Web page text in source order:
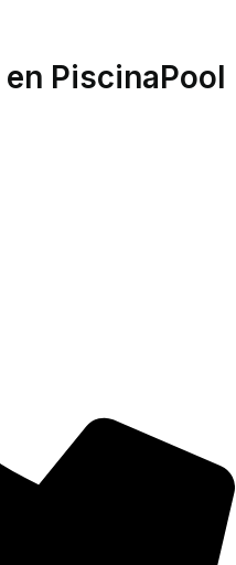
en PiscinaPool